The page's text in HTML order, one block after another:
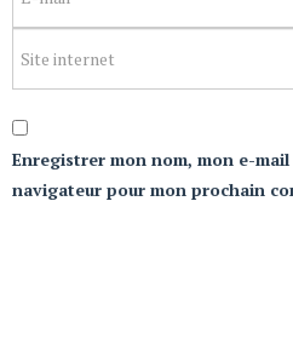
Enregistrer mon nom, mon e-
navigateur pour mon prochain